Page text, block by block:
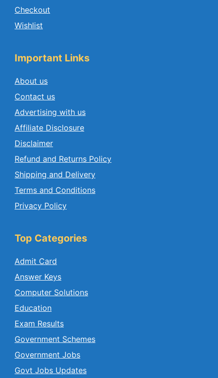
Checkout
Wishlist
Important Links
About us
Contact us
Advertising with us
Affiliate Disclosure
Disclaimer
Refund and Returns Policy
Shipping and Delivery
Terms and Conditions
Privacy Policy
Top Categories
Admit Card
Answer Keys
Computer Solutions
Education
Exam Results
Government Schemes
Government Jobs
Govt Jobs Updates